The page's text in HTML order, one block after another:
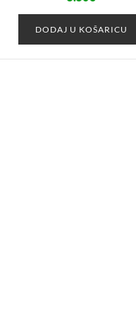
DODAJ U KOŠARICU